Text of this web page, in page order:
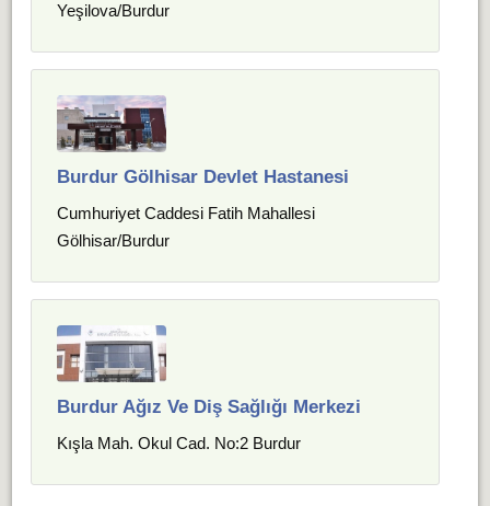
Yeşilova/Burdur
Burdur Gölhisar Devlet Hastanesi
Cumhuriyet Caddesi Fatih Mahallesi
Gölhisar/Burdur
Burdur Ağız Ve Diş Sağlığı Merkezi
Kışla Mah. Okul Cad. No:2 Burdur